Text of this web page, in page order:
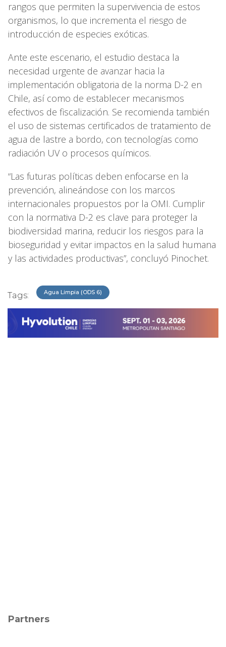
rangos que permiten la supervivencia de estos
organismos, lo que incrementa el riesgo de
introducción de especies exóticas.
Ante este escenario, el estudio destaca la
necesidad urgente de avanzar hacia la
implementación obligatoria de la norma D-2 en
Chile, así como de establecer mecanismos
efectivos de fiscalización. Se recomienda también
el uso de sistemas certificados de tratamiento de
agua de lastre a bordo, con tecnologías como
radiación UV o procesos químicos.
“Las futuras políticas deben enfocarse en la
prevención, alineándose con los marcos
internacionales propuestos por la OMI. Cumplir
con la normativa D-2 es clave para proteger la
biodiversidad marina, reducir los riesgos para la
bioseguridad y evitar impactos en la salud humana
y las actividades productivas”, concluyó Pinochet.
Tags: Agua Limpia (ODS 6)
Partners